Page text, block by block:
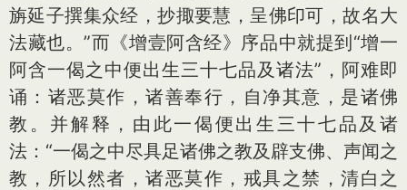
旃延子撰集众经，抄掫要慧，呈佛印可，故名大
法藏也。”而《增壹阿含经》序品中就提到“增一
阿含一偈之中便出生三十七品及诸法”，阿难即
诵：诸恶莫作，诸善奉行，自净其意，是诸佛
教。并解释，由此一偈便出生三十七品及诸
法：“一偈之中尽具足诸佛之教及辟支佛、声闻之
教，所以然者，诸恶莫作，戒具之禁，清白之